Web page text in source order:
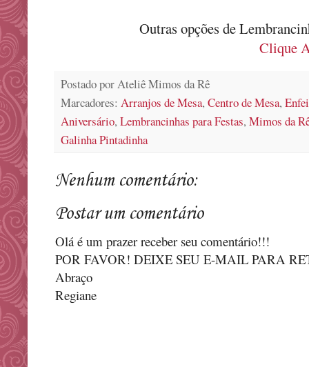
Outras opções de
Clique
Postado porAteliê Mimos da Rê
Marcadores: Arranjos de Mesa,Centro de Mesa,
Aniversário,Lembrancinhas para Festas,Mimos da
Galinha Pintadinha
Nenhum comentário:
Postar um comentário
Olá é um prazer receber seu comentário!!!
POR FAVOR! DEIXE SEU E-MAIL PARA
Abraço
Regiane